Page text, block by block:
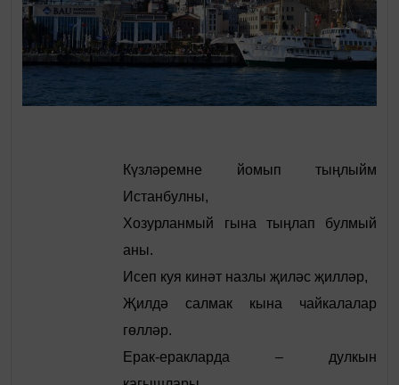
Күзләремне йомып тыңлыйм
Истанбулны,
Хозурланмый гына тыңлап булмый
аны.
Исеп куя кинәт назлы җиләс җилләр,
Җилдә салмак кына чайкалалар
гөлләр.
Ерак-еракларда – дулкын